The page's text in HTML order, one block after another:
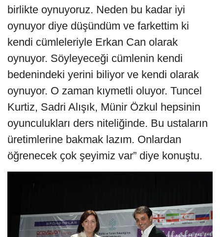
birlikte oynuyoruz. Neden bu kadar iyi
oynuyor diye düşündüm ve farkettim ki
kendi cümleleriyle Erkan Can olarak
oynuyor. Söyleyeceği cümlenin kendi
bedenindeki yerini biliyor ve kendi olarak
oynuyor. O zaman kıymetli oluyor. Tuncel
Kurtiz, Sadri Alışık, Münir Özkul hepsinin
oyunculukları ders niteliğinde. Bu ustaların
üretimlerine bakmak lazım. Onlardan
öğrenecek çok şeyimiz var” diye konuştu.